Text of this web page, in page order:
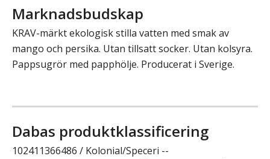
Marknadsbudskap
KRAV-märkt ekologisk stilla vatten med smak av
mango och persika. Utan tillsatt socker. Utan kolsyra.
Pappsugrör med papphölje. Producerat i Sverige.
Dabas produktklassificering
102411366486 / Kolonial/Speceri --